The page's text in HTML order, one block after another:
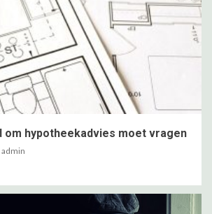
om hypotheekadvies moet vragen
admin